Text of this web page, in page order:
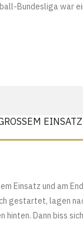
Bundesliga war
Einsatz und am
gestartet, lagen
Dann biss